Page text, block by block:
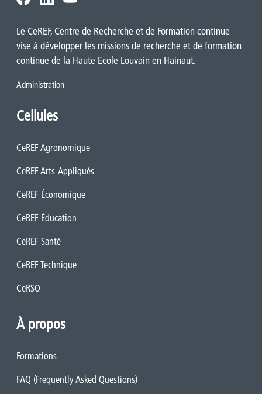
Le CeREF, Centre de Recherche et de Formation continue
vise à développer les missions de recherche et de formation
continue de la Haute Ecole Louvain en Hainaut.
Administration
Cellules
CeREF Agronomique
CeREF Arts-Appliqués
CeREF Économique
CeREF Éducation
CeREF Santé
CeREF Technique
CeRSO
À propos
Formations
FAQ (Frequently Asked Questions)